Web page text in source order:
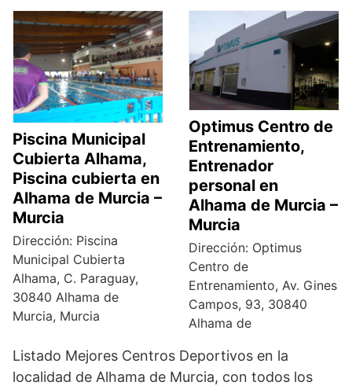
Piscina Municipal
Cubierta Alhama,
Piscina cubierta en
Alhama de Murcia –
Murcia
Dirección: Piscina
Municipal Cubierta
Alhama, C. Paraguay,
30840 Alhama de
Murcia, Murcia
Optimus Centro de
Entrenamiento,
Entrenador
personal en
Alhama de Murcia –
Murcia
Dirección: Optimus
Centro de
Entrenamiento, Av. Gines
Campos, 93, 30840
Alhama de
Listado Mejores Centros Deportivos en la
localidad de Alhama de Murcia, con todos los